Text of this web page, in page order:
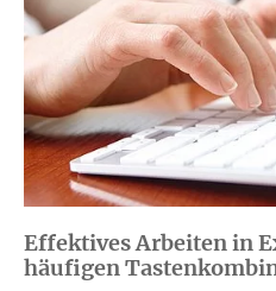
Effektives Arbeiten in
häufigen